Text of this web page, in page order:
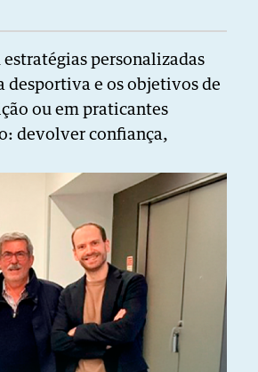
personalizadas
desportiva e os objetivos de
ou em praticantes
devolver confiança,